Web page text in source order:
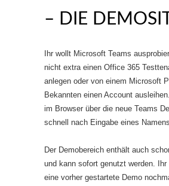
– DIE
Ihr wollt Microsoft Teams
nicht extra einen Office 365
anlegen oder von einem Microsoft
Bekannten einen Account
im Browser über die neue Teams
schnell nach Eingabe eines
Der Demobereich enthält auch
und kann sofort genutzt werden.
eine vorher gestartete Demo